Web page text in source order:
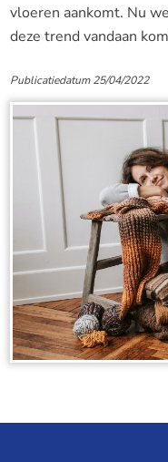
vloeren aankomt. Nu
deze trend vandaan
Publicatiedatum 25/04/2022